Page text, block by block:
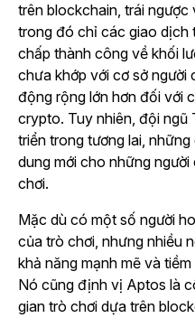
trên blockchain, trái ngược
trong đó chỉ các giao dịch
chấp thành công về khối
chưa khớp với cơ sở người
động rộng lớn hơn đối với
crypto. Tuy nhiên, đội ngũ
triển trong tương lai,
dung mới cho những
chơi.
Mặc dù có một số người
của trò chơi, nhưng nhiều
khả năng mạnh mẽ và
Nó cũng định vị Aptos là
gian trò chơi dựa trên